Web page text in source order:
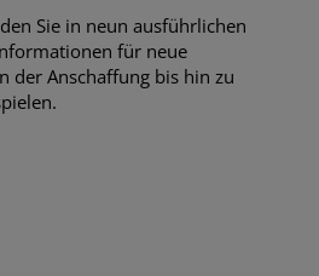
Sie in neun ausführlichen
für neue
der Anschaffung bis hin zu